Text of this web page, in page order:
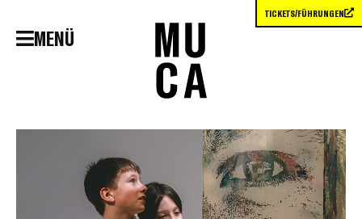
MENÜ
TICKETS/FÜHRUNGEN